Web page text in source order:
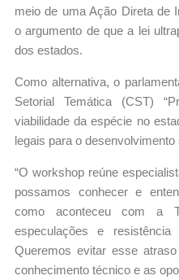
meio de uma Ação Direta de
o argumento de que a lei
dos estados.
Como alternativa, o
Setorial Temática (CST)
viabilidade da espécie no
legais para o
“O workshop reúne
possamos conhecer e
como aconteceu com a
especulações e
Queremos evitar esse
conhecimento técnico e as